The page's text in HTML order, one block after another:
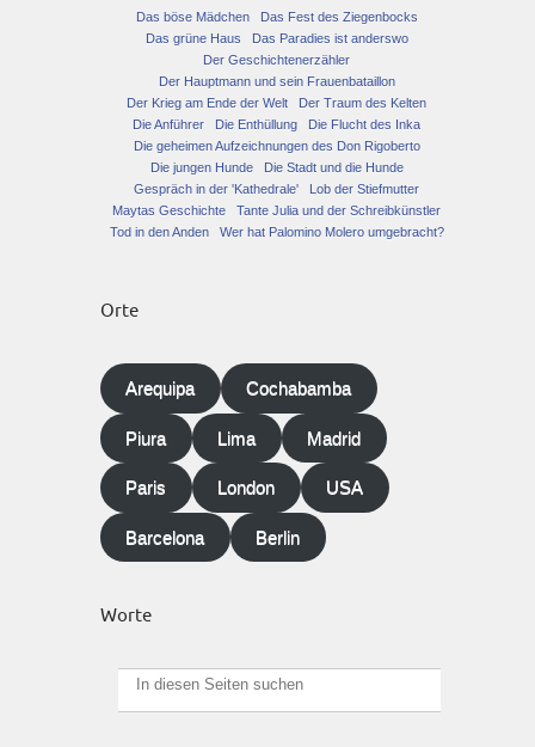
Das böse Mädchen
Das Fest des Ziegenbocks
Das grüne Haus
Das Paradies ist anderswo
Der Geschichtenerzähler
Der Hauptmann und sein Frauenbataillon
Der Krieg am Ende der Welt
Der Traum des Kelten
Die Anführer
Die Enthüllung
Die Flucht des Inka
Die geheimen Aufzeichnungen des Don Rigoberto
Die jungen Hunde
Die Stadt und die Hunde
Gespräch in der 'Kathedrale'
Lob der Stiefmutter
Maytas Geschichte
Tante Julia und der Schreibkünstler
Tod in den Anden
Wer hat Palomino Molero umgebracht?
Orte
Arequipa Cochabamba
Piura Lima Madrid
Paris London USA
Barcelona Berlin
Worte
Suchen